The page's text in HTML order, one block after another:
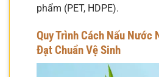
phẩm (PET, HDPE).
Quy Trình Cách Nấu Nước
Đạt Chuẩn Vệ Sinh